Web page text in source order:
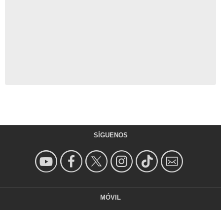
SÍGUENOS
MÓVIL